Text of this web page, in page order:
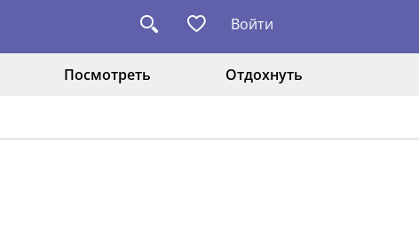
Войти
Посмотреть Отдохнуть